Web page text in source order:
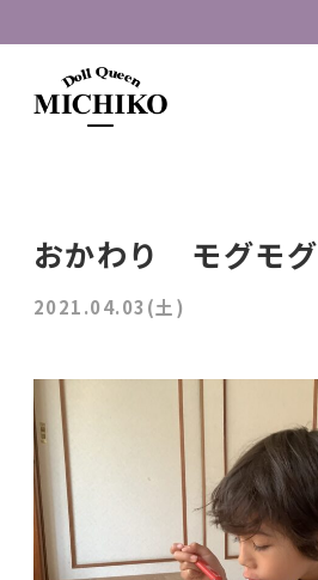
おかわり モグモグ
2021.04.03(土)